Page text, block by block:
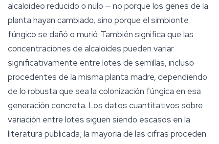
alcaloideo reducido o nulo — no porque los genes de la
planta hayan cambiado, sino porque el simbionte
fúngico se dañó o murió. También significa que las
concentraciones de alcaloides pueden variar
significativamente entre lotes de semillas, incluso
procedentes de la misma planta madre, dependiendo
de lo robusta que sea la colonización fúngica en esa
generación concreta. Los datos cuantitativos sobre
variación entre lotes siguen siendo escasos en la
literatura publicada; la mayoría de las cifras proceden